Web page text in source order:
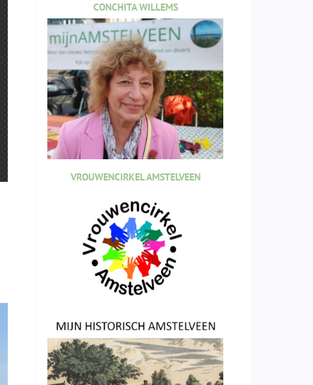
CONCHITA WILLEMS
VROUWENCIRKEL AMSTELVEEN